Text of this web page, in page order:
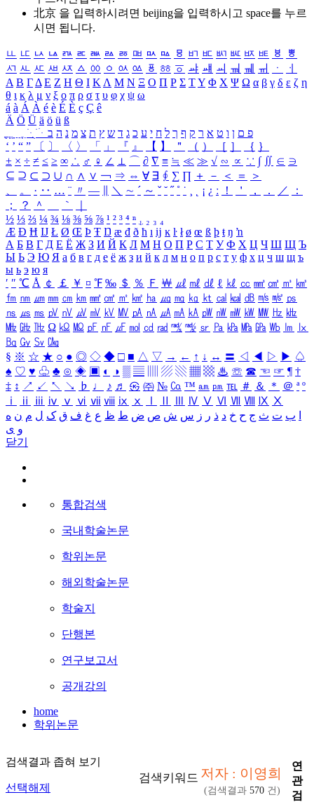
北京 을 입력하시려면 beijing을 입력하시고 space를 누르
시면 됩니다.
ㅥ ㅦ ㅧ ㅨ ㅩ ㅪ ㅫ ㅬ ㅭ ㅮ ㅯ ㅰ ㅱ ㅲ ㅳ ㅴ ㅵ ㅶ ㅷ ㅸ
ㅹ
ㅺ ㅻ ㅼ ㅽ ㅾ ㅿ ㆀ ㆁ ㆂ ㆃ ㆄ ㆅ ㆆ ㆇ ㆈ ㆉ ㆊ ㆋ ㆌ ㆍ
ㆎ
Α Β ΓΔ Ε Ζ Η Θ Ι ΚΛ Μ Ν Ξ Ο Π Ρ Σ ΤΥ Φ Χ Ψ Ω α β γ δ ε ζ η
θ ι κ λ μ ν ξ ο π ρ σ τ υ φ χ ψ ω
á à Á À é è É È ç Ç ê
Ä Ö Ü ä ö ü ß
ִֶֹ ֻּ ׁׂ פ ם ן ו ט א ר ק ף ך ל ח י ע כ ג ד ש ץ ת צ מ נ ה ב
‘ ’ “ ” 〔 〕 〈 〉 「 」 『 』 【 】 ＂ （ ） ［ ］ ｛ ｝
± × ÷ ≠ ≤ ≥ ∞ ∴ ♂ ♀ ∠ ⊥ ⌒ ∂ ∇ ≡ ≒ ≪ ≫ √ ∽ ∝ ∵ ∫ ∬ ∈ ∋
⊆ ⊇ ⊂ ⊃ ∪ ∩ ∧ ∨ ￢ ⇒ ⇔ ∀ ∃ ∮ ∑ ∏ ＋ － ＜ ＝
＞
、
。 · ‥ … ¨ 〃 ― ＼ ∼ ´ ～ ˇ ˘ ˝ ˚ ˙ ¸ ¡ ¿ ː ！ ＇ ， ． ／
：
；
？ ＾ ｀
½ ⅓ ⅔ ¼ ¾ ⅛ ⅜ ⅝ ⅞ ¹ ² ³ ⁴ ⁿ ₁ ₂ ₃ ₄
Æ Ð Ħ Ĳ Ł Ø Œ Þ Ŧ Ŋ æ đ ð ħ ı ĳ ĸ ŀ ł ø œ ß þ ŧ ŋ ŉ
А Б В Г Д Е Ё Ж З И Й К Л М Н О П Р С Т У Ф Х Ц Ч Ш Щ Ъ
Ы Ь Э Ю Я а б в г д е ё ж з и й к л м н о п р с т у ф х ц ч ш щ ъ
ы ь э ю я
′ ″ ℃ Å ￠ ￡ ￥ ¤ ℉ ‰ ＄ ％ Ｆ ￦ ㎕ ㎖ ㎗ ℓ ㎘ ㏄ ㎣ ㎤ ㎥ ㎦
㎙ ㎚ ㎛ ㎜ ㎝ ㎞ ㎟ ㎠ ㎡ ㎢ ㏊ ㎍ ㎎ ㎏ ㏏ ㎈ ㎉ ㏈ ㎧ ㎨ ㎰
㎱ ㎲ ㎳ ㎴ ㎵ ㎶ ㎷ ㎸ ㎹ ㎀ ㎁ ㎂ ㎃ ㎄ ㎺ ㎻ ㎽ ㎾ ㎿ ㎐ ㎑
㎒ ㎓ ㎔ Ω ㏀ ㏁ ㎊ ㎋ ㎌ ㏖ ㏅ ㎭ ㎮ ㎯ ㏛ ㎩ ㎪ ㎫ ㎬ ㏝ ㏐
㏓
㏃ ㏉ ㏜ ㏆
§ ※ ☆ ★ ○ ● ◎ ◇ ◆ □ ■ △ ▽ → ← ↑ ↓ ↔ 〓 ◁ ◀ ▷ ▶ ♤
♠ ♡ ♥ ♧ ♣ ⊙ ◈ ▣ ◐ ◑ ▒ ▤ ▨ ▧ ▦ ▩ ♨ ☏ ☎ ☜ ☞ ¶ †
‡ ↕ ↗ ↙ ↖ ↘ ♭ ♩ ♪ ♬ ㉿ ㈜ № ㏇ ™ ㏂ ㏘ ℡ ＃ ＆ ＊ ＠ ª º
ⅰ
ⅱ ⅲ ⅳ ⅴ ⅵ ⅶ ⅷ ⅸ ⅹ Ⅳ Ⅴ Ⅵ Ⅶ Ⅷ Ⅸ Ⅹ
ب ت ث ج ح خ د ذ ر ز س ش ص ض ط ظ ع غ ف ق ک ل م ن ه
و ی
닫기
통합검색
국내학술논문
학위논문
해외학술논문
학술지
단행본
연구보고서
공개강의
home
학위논문
검색결과 좁혀 보기
선택해제
검색키워드 저자 : 이영희
(검색결과 570 건)
연
관
검